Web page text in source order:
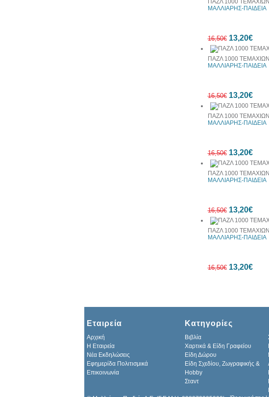
ΠΑΖΛ 1000
ΜΑΛΛΙΑΡΗΣ-ΠΑΙΔΕΙΑ
16,50€ 13,20€
ΠΑΖΛ 1000
ΜΑΛΛΙΑΡΗΣ-ΠΑΙΔΕΙΑ
16,50€ 13,20€
ΠΑΖΛ 1000
ΜΑΛΛΙΑΡΗΣ-ΠΑΙΔΕΙΑ
16,50€ 13,20€
ΠΑΖΛ 1000
ΜΑΛΛΙΑΡΗΣ-ΠΑΙΔΕΙΑ
16,50€ 13,20€
ΠΑΖΛ 1000
ΜΑΛΛΙΑΡΗΣ-ΠΑΙΔΕΙΑ
16,50€ 13,20€
Εταιρεία
Αρχική
H Εταιρεία
Νέα Εκδηλώσεις
Εφημερίδα Πολιτισμικά
Επικοινωνία
Κατηγορίες
Βιβλία
Χαρτικά & Είδη Γραφείου
Είδη Δώρου
Είδη Σχεδίου, Ζωγραφικής &
Hobby
Σταντ